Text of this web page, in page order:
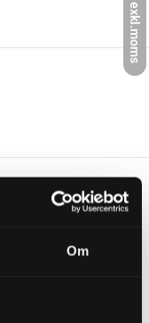
Om
exkl.moms
Kompaktlager